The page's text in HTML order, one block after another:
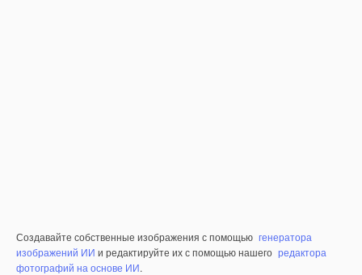
Создавайте собственные изображения с помощью генератора
изображений ИИ и редактируйте их с помощью нашего редактора
фотографий на основе ИИ.